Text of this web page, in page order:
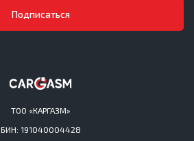
ТОО «КАРГАЗМ»
БИН: 191040004428
Подписаться